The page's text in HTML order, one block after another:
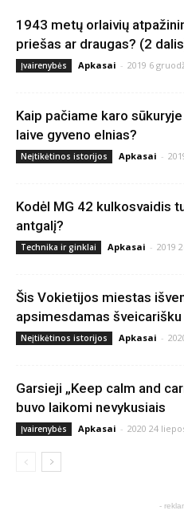
1943 metų orlaivių
priešas ar draugas? (2
Įvairenybės Apkasai - 2019 6
Kaip pačiame karo
laive gyveno elnias?
Neįtikėtinos istorijos Apkasai -
Kodėl MG 42 kulkosvaidis
antgalį?
Technika ir ginklai Apkasai - 2019
Šis Vokietijos miestas
apsimesdamas šveicarišku
Neįtikėtinos istorijos Apkasai -
Garsieji „Keep calm and
buvo laikomi nevykusiais
Įvairenybės Apkasai - 2020 24
-